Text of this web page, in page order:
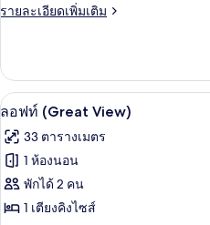
เตียง
ไซส์
เตียง
(Great
View)
รายละเอียดเพิ่มเติม
ราย
เกี่ยว
กับ
ห้อง
เตียง
คิง
เตียง
เปิด
ภาพถ่าย
ทั้งหมด
ของ
ลอฟท์
5
ลอฟท์ (Great View)
33 ตารางเมตร
1 ห้องนอน
พักได้ 2 คน
1 เตียงคิงไซส์